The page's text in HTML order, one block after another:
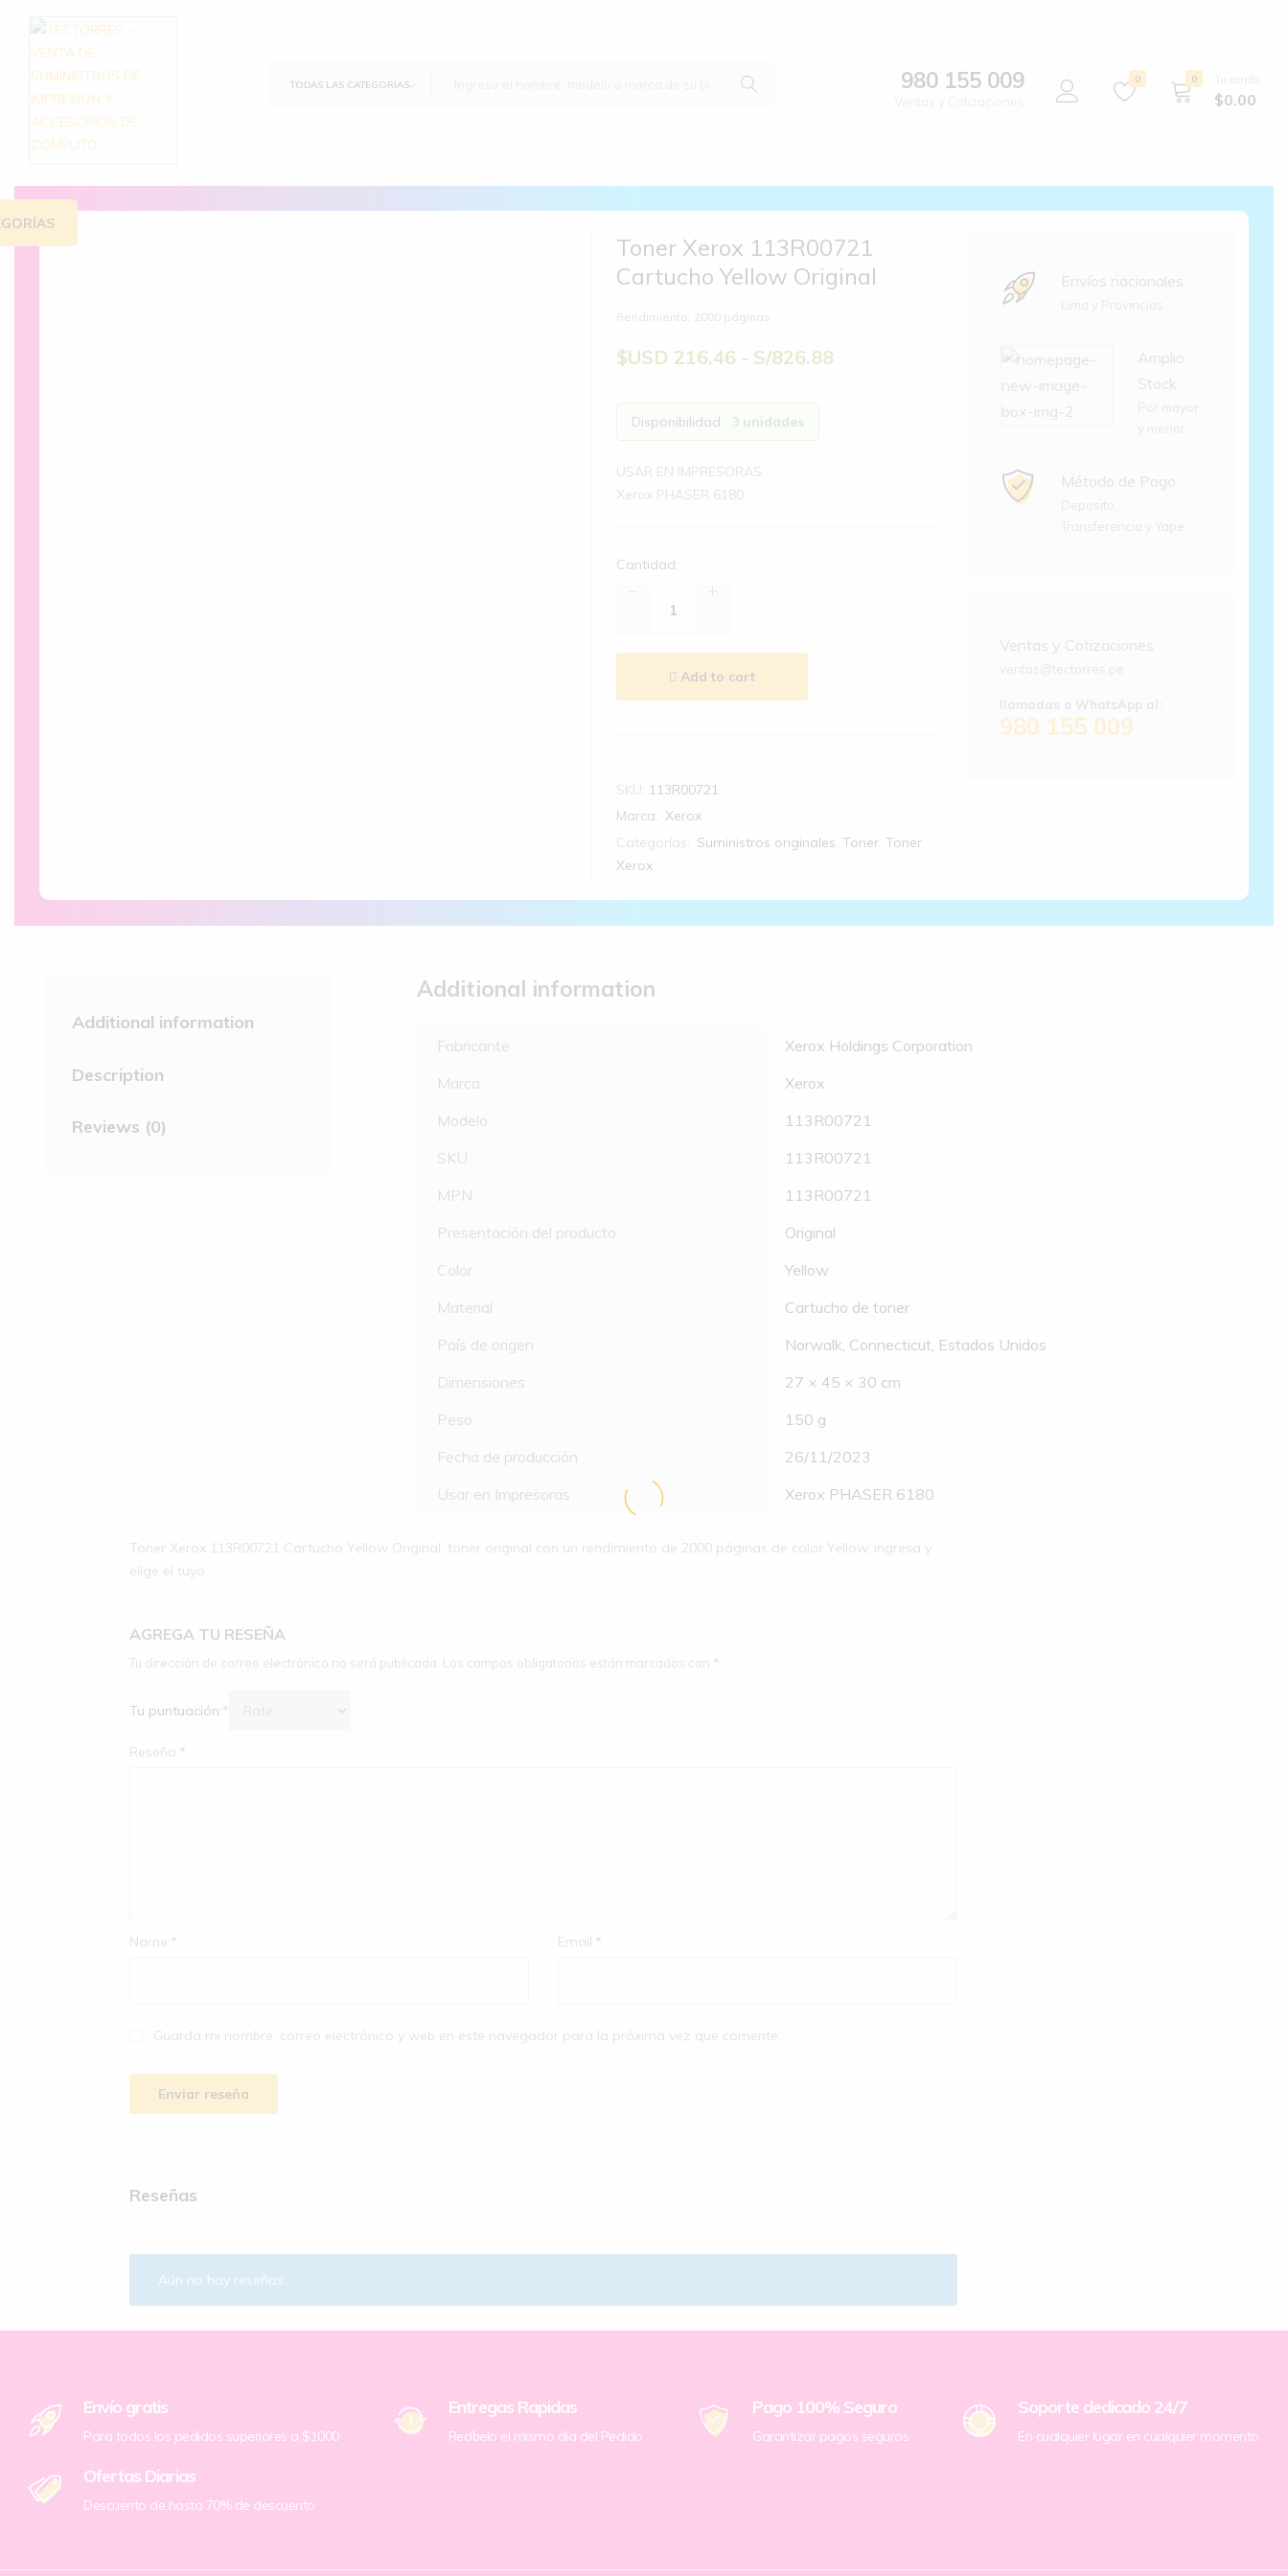
–
VENTA
DE
DE
SUMINISTROS
DE
TODAS LAS CATEGORÍAS 980 155 009 0 0 Tu carrito
$0.00
Toner Xerox 113R00721
Cartucho Yellow Original
Rendimiento: 2000 páginas
$USD 216.46 - S/826.88
Disponibilidad: 3 unidades
USAR EN IMPRESORAS:
Xerox PHASER 6180
Cantidad:
Add to cart
SKU: 113R00721
Marca: Xerox
Categorías: Suministros originales, Toner, Toner
Xerox
Envíos nacionales
Amplio
Stock
Método de Pago
Ventas y Cotizaciones
980 155 009
Additional information
Description
Reviews (0)
Additional information
Fabricante
Xerox Holdings Corporation
Marca
Xerox
Modelo
113R00721
SKU
113R00721
MPN
113R00721
Presentación del producto
Original
Color
Yellow
Material
Cartucho de toner
País de origen
Norwalk, Connecticut, Estados Unidos
Dimensiones
27 × 45 × 30 cm
Peso
150 g
Fecha de producción
26/11/2023
Usar en Impresoras
Xerox PHASER 6180
Toner Xerox 113R00721 Cartucho Yellow Original, toner original con un rendimiento de 2000 páginas de color Yellow, ingresa y
elige el tuyo.
AGREGA TU RESEÑA
Tu dirección de correo electrónico no será publicada. Los campos obligatorios están marcados con *
Tu puntuación:*
Reseña:*
Name:* Email:*
Guarda mi nombre, correo electrónico y web en este navegador para la próxima vez que comente.
Reseñas
Aún no hay reseñas.
Envío gratis
Para todos los pedidos superiores a $1000
Entregas Rapidas
Recíbelo el mismo día del Pedido
Pago 100% Seguro
Garantizar pagos seguros
Soporte dedicado 24/7
En cualquier lugar en cualquier momento
Ofertas Diarias
Descuento de hasta 70% de descuento